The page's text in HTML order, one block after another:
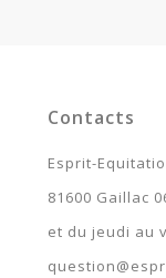
Contacts
Esprit-
81600 Gaillac
et du jeudi au